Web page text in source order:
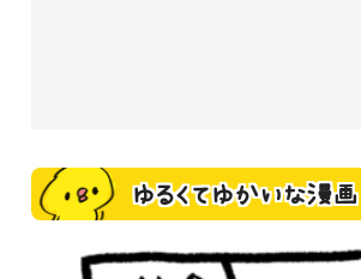
ゆるくてゆかいな漫画